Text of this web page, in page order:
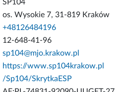
SP104
os. Wysokie 7, 31-819 Kraków
+48126484196
12-648-41-96
sp104@mjo.krakow.pl
https://www.sp104krakow.pl
/Sp104/SkrytkaESP